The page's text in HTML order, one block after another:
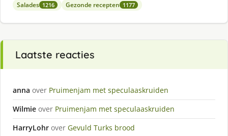
Salades 1216 Gezonde recepten 1177
Laatste reacties
anna over Pruimenjam met speculaaskruiden
Wilmie over Pruimenjam met speculaaskruiden
HarryLohr over Gevuld Turks brood